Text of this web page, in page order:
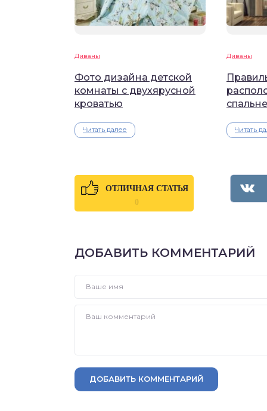
Диваны
Фото дизайна детской
комнаты с двухярусной
кроватью
Читать далее
Диваны
Читать
ОТЛИЧНАЯ СТАТЬЯ
0
ДОБАВИТЬ КОММЕНТАРИЙ
ДОБАВИТЬ КОММЕНТАРИЙ